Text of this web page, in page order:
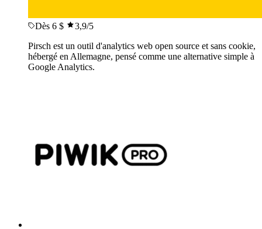
Dès 6 $ 3,9/5
Pirsch est un outil d'analytics web open source et sans cookie,
hébergé en Allemagne, pensé comme une alternative simple à
Google Analytics.